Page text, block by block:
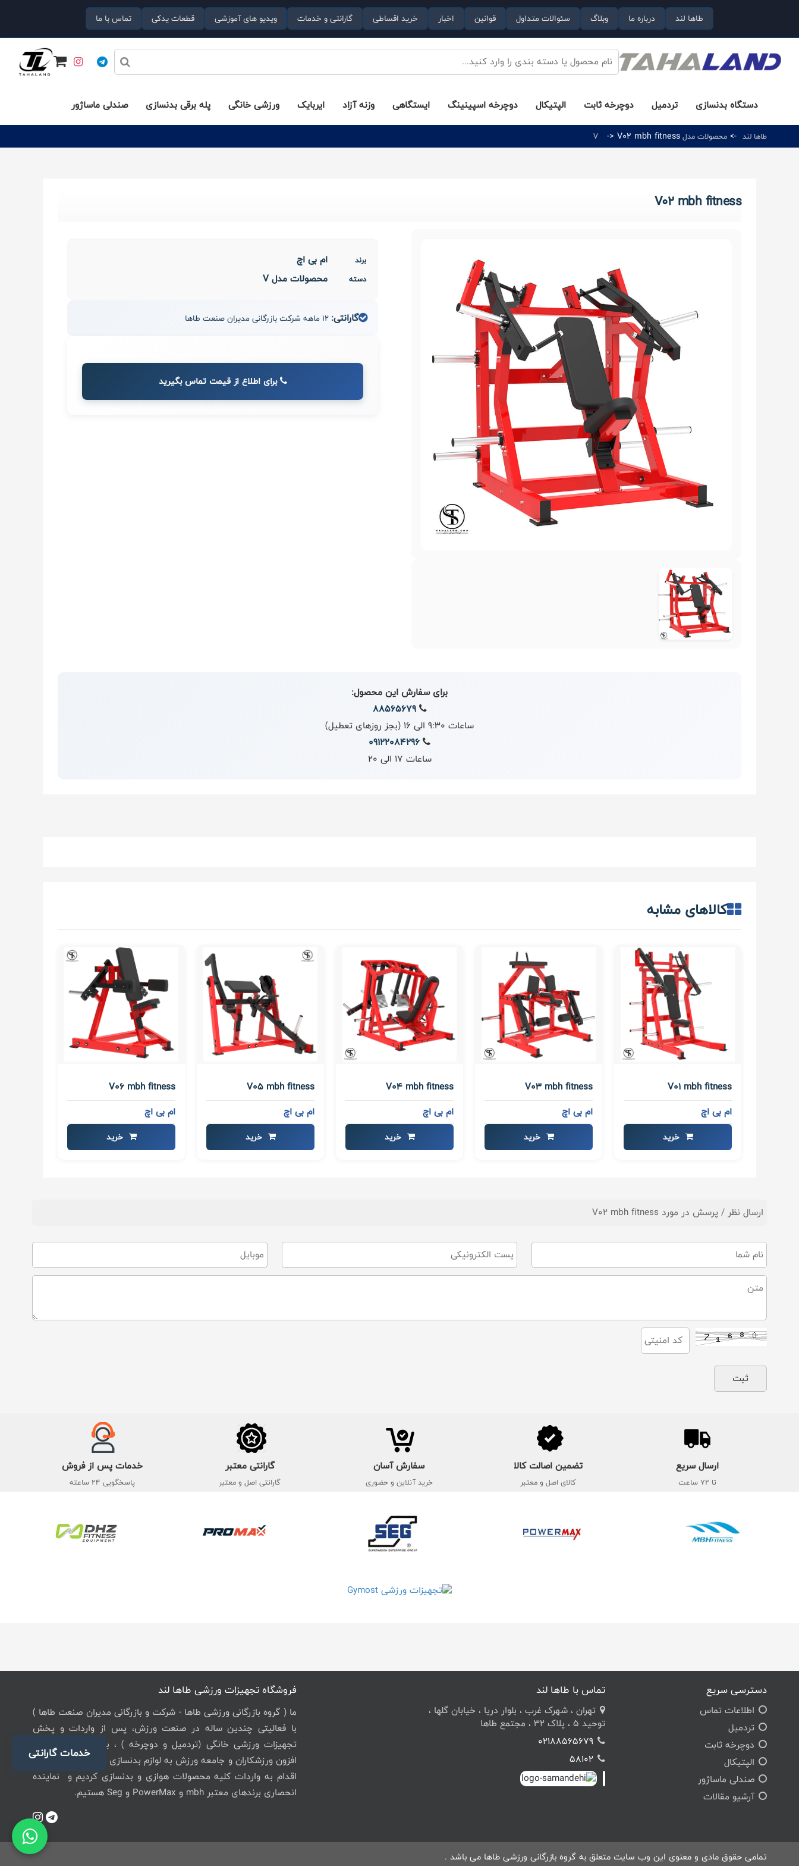
خدمات گارانتی
طاها لند درباره ما وبلاگ سئوالات متداول قوانین اخبار خرید اقساطی گارانتی و خدمات ویدیو های آموزشی قطعات یدکی تماس با ما
دستگاه بدنسازی تردمیل دوچرخه ثابت الپتیکال دوچرخه اسپینینگ ایستگاهی وزنه آزاد ایربایک ورزشی خانگی پله برقی بدنسازی صندلی ماساژور
طاها لند -> محصولات مدل V-> V02 mbh fitness
V02 mbh fitness
برند ام بی اچ
دسته محصولات مدل V
گارانتی:
برای اطلاع از قیمت تماس بگیرید
برای سفارش این محصول:
88565679
ساعات 9:30 الی 16 (بجز روزهای تعطیل)
09122084296
ساعات 17 الی 20
کالاهای مشابه
V01 mbh fitness
ام بی اچ
خرید
V03 mbh fitness
ام بی اچ
خرید
V04 mbh fitness
ام بی اچ
خرید
V05 mbh fitness
ام بی اچ
خرید
V06 mbh fitness
ام بی اچ
خرید
ارسال نظر / پرسش در مورد V02 mbh fitness
ارسال سریع
تا 72 ساعت
تضمین اصالت کالا
کالای اصل و معتبر
سفارش آسان
خرید آنلاین و حضوری
گارانتی معتبر
گارانتی اصل و معتبر
خدمات پس از فروش
پاسخگویی 24 ساعته
دسترسی سریع
اطلاعات تماس
تردمیل
دوچرخه ثابت
الپتیکال
صندلی ماساژور
آرشیو مقالات
تماس با طاها لند
تهران ، شهرک غرب ، بلوار دریا ، خیابان گلها ،
توحید 5 ، پلاک 32 ، مجتمع طاها
02188565679
58102
فروشگاه تجهیزات ورزشی طاها لند
ما ( گروه بازرگانی ورزشی طاها - شرکت و بازرگانی مدیران صنعت طاها )
با فعالیتی چندین ساله در صنعت ورزش، پس از واردات و پخش
تجهیزات ورزشی خانگی (تردمیل و دوچرخه ) ، با توجه به نیاز روز
افزون ورزشکاران و جامعه ورزش به لوازم بدنسازی با کیفیت باشگاهی،
اقدام به واردات کلیه محصولات هوازی و بدنسازی کردیم و نماینده
انحصاری برندهای معتبر mbh و PowerMax و Seg هستیم.
تمامی حقوق مادی و معنوی این وب سایت متعلق به گروه بازرگانی ورزشی طاها می باشد .